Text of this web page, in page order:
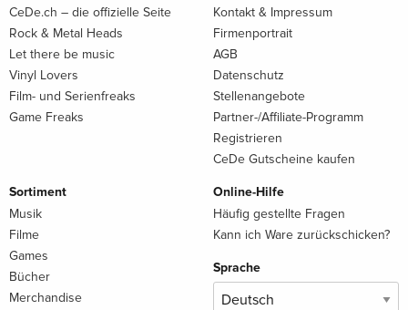
CeDe.ch – die offizielle Seite
Rock & Metal Heads
Let there be music
Vinyl Lovers
Film- und Serienfreaks
Game Freaks
Kontakt & Impressum
Firmenportrait
AGB
Datenschutz
Stellenangebote
Partner-/Affiliate-Programm
Registrieren
CeDe Gutscheine kaufen
Sortiment
Musik
Filme
Games
Bücher
Merchandise
Online-Hilfe
Häufig gestellte Fragen
Kann ich Ware zurückschicken?
Sprache